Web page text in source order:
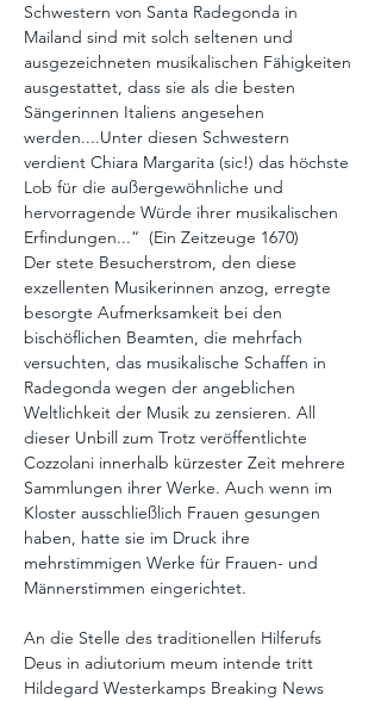
Schwestern von Santa Radegonda in
Mailand sind mit solch seltenen und
ausgezeichneten musikalischen Fähigkeiten
ausgestattet, dass sie als die besten
Sängerinnen Italiens angesehen
werden....Unter diesen Schwestern
verdient Chiara Margarita (sic!) das höchste
Lob für die außergewöhnliche und
hervorragende Würde ihrer musikalischen
Erfindungen...“  (Ein Zeitzeuge 1670)
Der stete Besucherstrom, den diese
exzellenten Musikerinnen anzog, erregte
besorgte Aufmerksamkeit bei den
bischöflichen Beamten, die mehrfach
versuchten, das musikalische Schaffen in
Radegonda wegen der angeblichen
Weltlichkeit der Musik zu zensieren. All
dieser Unbill zum Trotz veröffentlichte
Cozzolani innerhalb kürzester Zeit mehrere
Sammlungen ihrer Werke. Auch wenn im
Kloster ausschließlich Frauen gesungen
haben, hatte sie im Druck ihre
mehrstimmigen Werke für Frauen- und
Männerstimmen eingerichtet.
An die Stelle des traditionellen Hilferufs
Deus in adiutorium meum intende tritt
Hildegard Westerkamps Breaking News